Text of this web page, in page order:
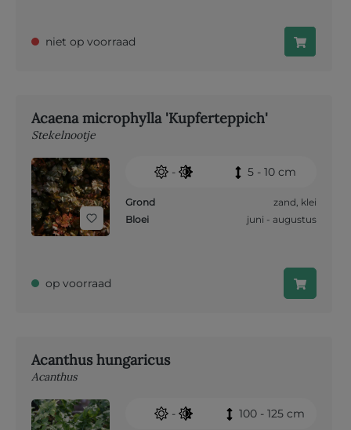
niet op voorraad
Acaena microphylla 'Kupferteppich'
Stekelnootje
- 5 - 10 cm
Grond zand, klei
Bloei
juni - augustus
op voorraad
Acanthus hungaricus
Acanthus
- 100 - 125 cm